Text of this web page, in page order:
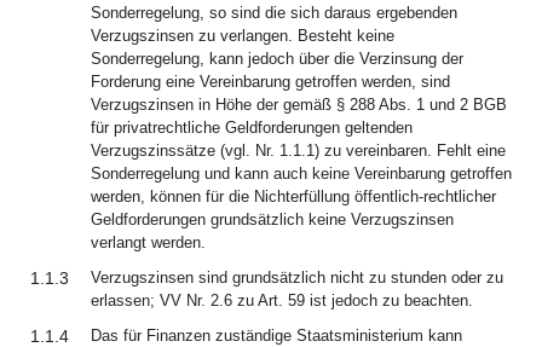
Sonderregelung, so sind die sich daraus ergebenden
Verzugszinsen zu verlangen. Besteht keine
Sonderregelung, kann jedoch über die Verzinsung der
Forderung eine Vereinbarung getroffen werden, sind
Verzugszinsen in Höhe der gemäß § 288 Abs. 1 und 2 BGB
für privatrechtliche Geldforderungen geltenden
Verzugszinssätze (vgl. Nr. 1.1.1) zu vereinbaren. Fehlt eine
Sonderregelung und kann auch keine Vereinbarung getroffen
werden, können für die Nichterfüllung öffentlich-rechtlicher
Geldforderungen grundsätzlich keine Verzugszinsen
verlangt werden.
1.1.3
Verzugszinsen sind grundsätzlich nicht zu stunden oder zu
erlassen; VV Nr. 2.6 zu Art. 59 ist jedoch zu beachten.
1.1.4
Das für Finanzen zuständige Staatsministerium kann